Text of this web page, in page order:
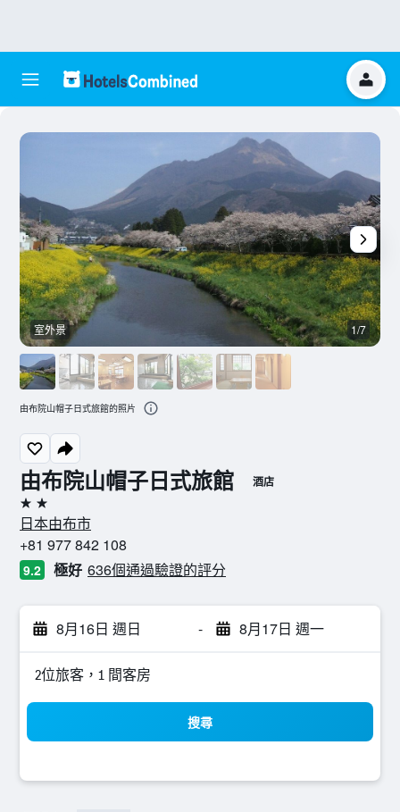
由布院山帽子日式旅館 酒店
2星級
日本由布市
+81 977 842 108
9.2 極好 636個通過驗證的評分
8月16日 週日 - 8月17日 週一
2位旅客，1 間客房
搜尋
室外景 1/7
由布院山帽子日式旅館的照片